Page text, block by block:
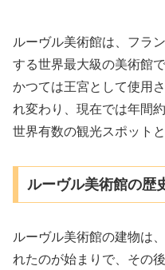
ルーヴル美術館は、フラ
する世界最大級の美術館で
かつては王宮として使用
れ変わり、現在では年間
世界有数の観光スポット
ルーヴル美術館の歴
ルーヴル美術館の建物は、
れたのが始まりで、その後